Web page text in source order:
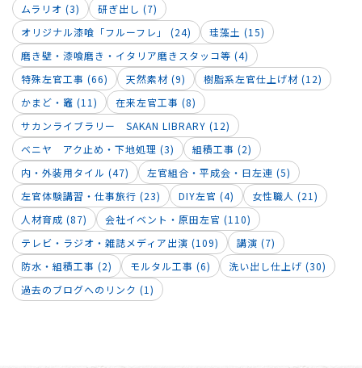
ムラリオ (3)
研ぎ出し (7)
オリジナル漆喰「フルーフレ」 (24)
珪藻土 (15)
磨き壁・漆喰磨き・イタリア磨きスタッコ等 (4)
特殊左官工事 (66)
天然素材 (9)
樹脂系左官仕上げ材 (12)
かまど・竈 (11)
在来左官工事 (8)
サカンライブラリー SAKAN LIBRARY (12)
ベニヤ アク止め・下地処理 (3)
組積工事 (2)
内・外装用タイル (47)
左官組合・平成会・日左連 (5)
左官体験講習・仕事旅行 (23)
DIY左官 (4)
女性職人 (21)
人材育成 (87)
会社イベント・原田左官 (110)
テレビ・ラジオ・雑誌メディア出演 (109)
講演 (7)
防水・組積工事 (2)
モルタル工事 (6)
洗い出し仕上げ (30)
過去のブログへのリンク (1)